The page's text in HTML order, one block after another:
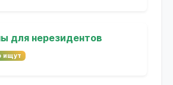
для нерезидентов
ищут